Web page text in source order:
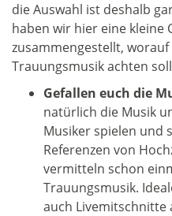
die Auswahl ist deshalb
haben wir hier eine kleine
zusammengestellt,
Trauungsmusik achten
Gefallen euch die
natürlich die Musik
Musiker spielen und
Referenzen von
vermitteln schon
Trauungsmusik.
auch